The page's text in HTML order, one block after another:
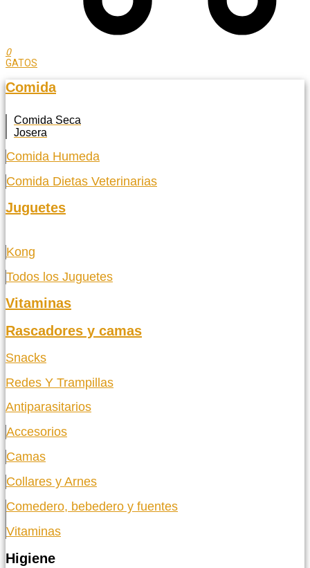
0
GATOS
Comida
Comida Seca
Josera
Comida Humeda
Comida Dietas Veterinarias
Juguetes
Kong
Todos los Juguetes
Vitaminas
Rascadores y camas
Snacks
Redes Y Trampillas
Antiparasitarios
Accesorios
Camas
Collares y Arnes
Comedero, bebedero y fuentes
Vitaminas
Higiene